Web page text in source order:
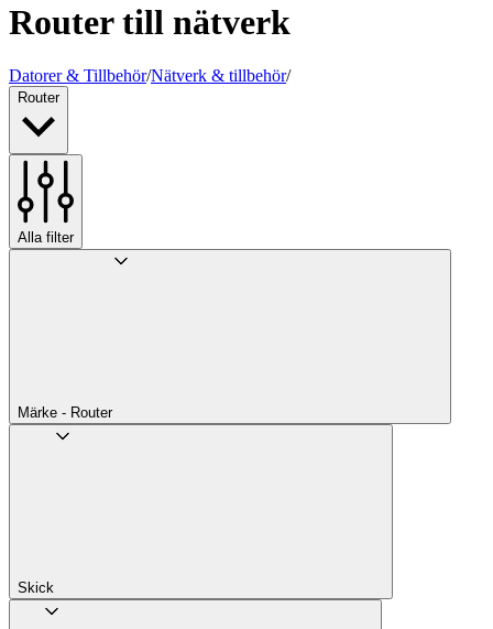
Router till nätverk
Datorer & Tillbehör/Nätverk & tillbehör/
Router
Alla filter
Märke - Router
Skick